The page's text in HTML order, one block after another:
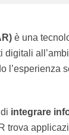
è una
digitali
diintegrare
, l’AR